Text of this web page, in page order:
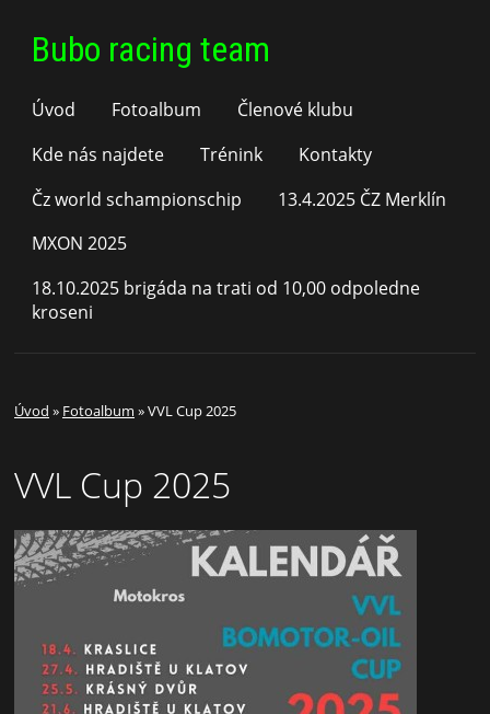
Bubo racing team
Úvod Fotoalbum
Členové klubu
Kde nás najdete
Trénink
Kontakty
Čz world schampionschip
13.4.2025 ČZ Merklín
MXON 2025
18.10.2025 brigáda na trati od 10,00 odpoledne
kroseni
Úvod » Fotoalbum »VVL Cup 2025
VVL Cup 2025